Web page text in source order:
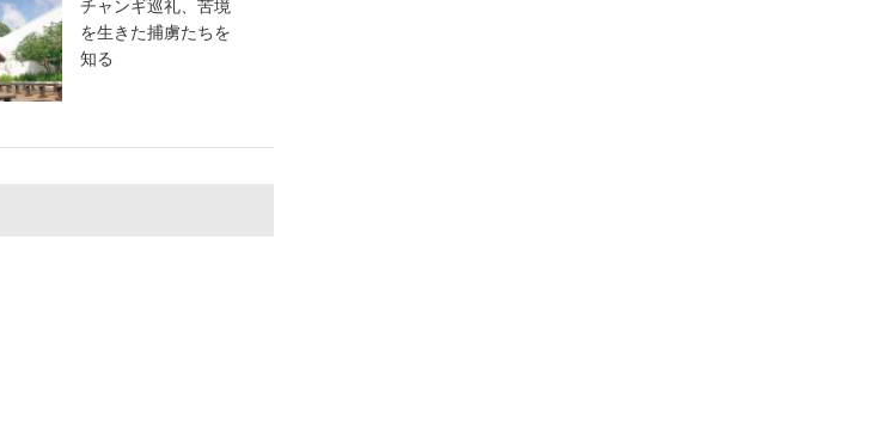
チャンギ巡礼、苦境
を生きた捕虜たちを
知る